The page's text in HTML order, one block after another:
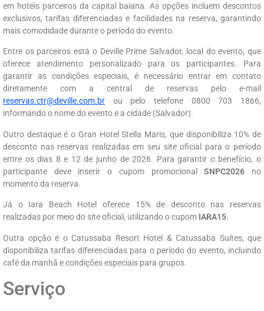
em hotéis parceiros da capital baiana. As opções incluem descontos
exclusivos, tarifas diferenciadas e facilidades na reserva, garantindo
mais comodidade durante o período do evento.
Entre os parceiros está o Deville Prime Salvador, local do evento, que
oferece atendimento personalizado para os participantes. Para
garantir as condições especiais, é necessário entrar em contato
diretamente com a central de reservas pelo e-mail
reservas.ctr@deville.com.br ou pelo telefone 0800 703 1866,
informando o nome do evento e a cidade (Salvador).
Outro destaque é o Gran Hotel Stella Maris, que disponibiliza 10% de
desconto nas reservas realizadas em seu site oficial para o período
entre os dias 8 e 12 de junho de 2026. Para garantir o benefício, o
participante deve inserir o cupom promocionalSNPC2026 no
momento da reserva.
Já o Iara Beach Hotel oferece 15% de desconto nas reservas
realizadas por meio do site oficial, utilizando o cupom IARA15.
Outra opção é o Catussaba Resort Hotel & Catussaba Suítes, que
disponibiliza tarifas diferenciadas para o período do evento, incluindo
café da manhã e condições especiais para grupos.
Serviço